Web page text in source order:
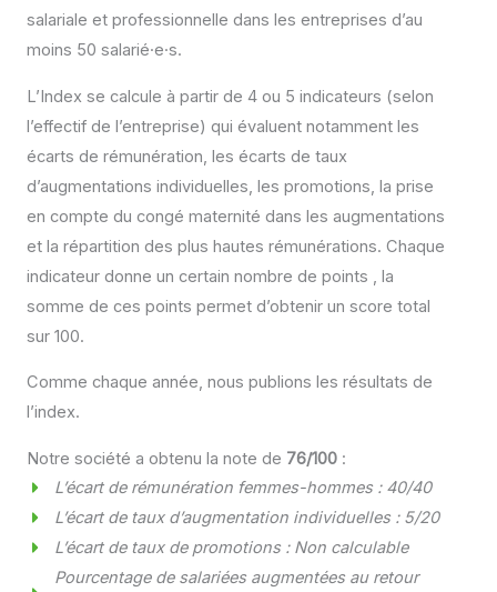
salariale et professionnelle dans les entreprises d’au
moins 50 salarié·e·s.
L’Index se calcule à partir de 4 ou 5 indicateurs (selon
l’effectif de l’entreprise) qui évaluent notamment les
écarts de rémunération, les écarts de taux
d’augmentations individuelles, les promotions, la prise
en compte du congé maternité dans les augmentations
et la répartition des plus hautes rémunérations. Chaque
indicateur donne un certain nombre de points , la
somme de ces points permet d’obtenir un score total
sur 100.
Comme chaque année, nous publions les résultats de
l’index.
Notre société a obtenu la note de 76/100 :
L’écart de rémunération femmes-hommes : 40/40
L’écart de taux d’augmentation individuelles : 5/20
L’écart de taux de promotions : Non calculable
Pourcentage de salariées augmentées au retour